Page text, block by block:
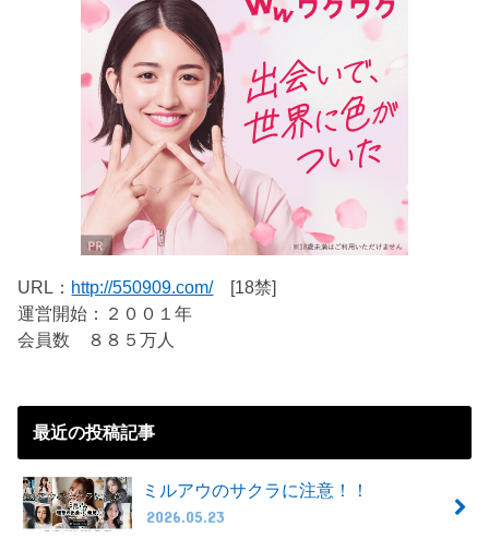
URL： http://550909.com/[18禁]
運営開始：２００１年
会員数 ８８５万人
最近の投稿記事
ミルアウのサクラに注意！！
2026.05.23